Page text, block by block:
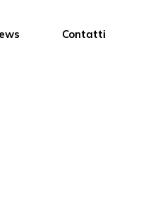
Contatti